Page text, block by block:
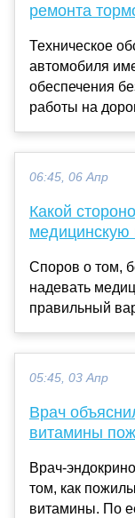
ремонта
Техническое
автомобиля
обеспечения
работы на
06:45, 06 Апр
Какой
медицинскую
Споров о том,
надевать
правильный
05:45, 03 Апр
Врач
витамины
Врач-
том, как
витамины. По